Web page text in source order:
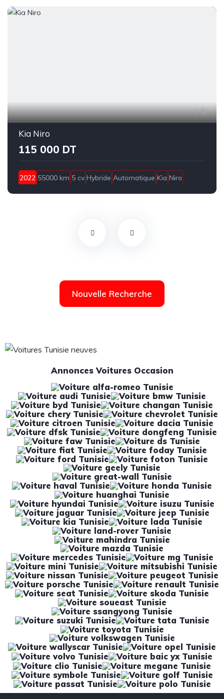
5
Kia Niro
115 000 DT
2022 55000 km 5 cv Hybride Automatique Kia Niro
Sousse
Nouvelle Recherche
Annonces Voitures Occasion